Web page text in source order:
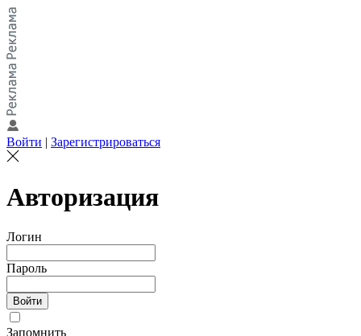
Войти | Зарегистрироваться
Авторизация
Логин
Пароль
Запомнить